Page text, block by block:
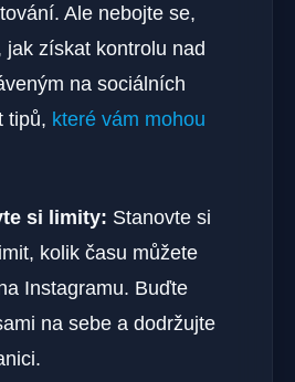
Ale nebojte se,
jak získat kontrolu nad
na sociálních
tipů, které vám mohou
si limity: Stanovte si
kolik času můžete
Instagramu. Buďte
na sebe a dodržujte